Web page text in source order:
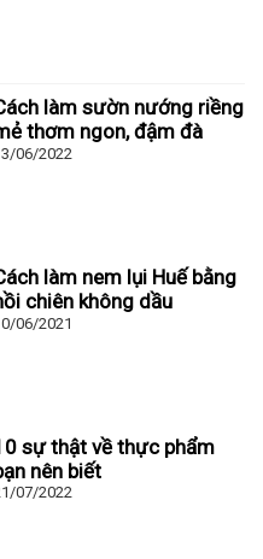
làm sườn nướng riềng
thơm ngon, đậm đà
06/2022
làm nem lụi Huế bằng
chiên không dầu
06/2021
sự thật về thực phẩm
nên biết
07/2022